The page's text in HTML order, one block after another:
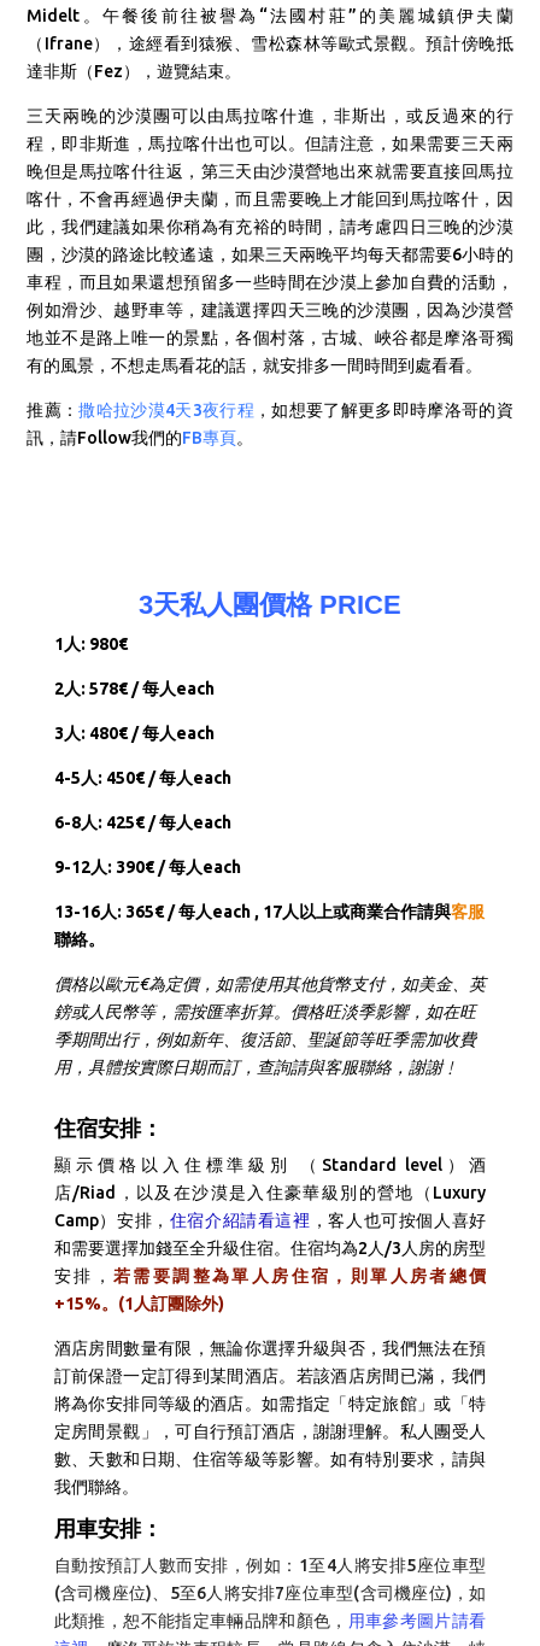
Midelt。午餐後前往被譽為“法國村莊”的美麗城鎮伊夫蘭
（Ifrane），途經看到猿猴、雪松森林等歐式景觀。預計傍晚抵
達非斯（Fez），遊覽結束。
三天兩晚的沙漠團可以由馬拉喀什進，非斯出，或反過來的行
程，即非斯進，馬拉喀什出也可以。但請注意，如果需要三天兩
晚但是馬拉喀什往返，第三天由沙漠營地出來就需要直接回馬拉
喀什，不會再經過伊夫蘭，而且需要晚上才能回到馬拉喀什，因
此，我們建議如果你稍為有充裕的時間，請考慮四日三晚的沙漠
團，沙漠的路途比較遙遠，如果三天兩晚平均每天都需要6小時的
車程，而且如果還想預留多一些時間在沙漠上參加自費的活動，
例如滑沙、越野車等，建議選擇四天三晚的沙漠團，因為沙漠營
地並不是路上唯一的景點，各個村落，古城、峽谷都是摩洛哥獨
有的風景，不想走馬看花的話，就安排多一間時間到處看看。
推薦：撒哈拉沙漠4天3夜行程 ，如想要了解更多即時摩洛哥的資
訊，請Follow我們的FB專頁。
3天私人團價格 PRICE
1人: 980€
2人: 578€ / 每人each
3人: 480€ / 每人each
4-5人: 450€ / 每人each
6-8人: 425€ / 每人each
9-12人: 390€ / 每人each
13-16人: 365€ / 每人each , 17人以上或商業合作請與客服
聯絡。
價格以歐元€為定價，如需使用其他貨幣支付，如美金、英
鎊或人民幣等，需按匯率折算。價格旺淡季影響，如在旺
季期間出行，例如新年、復活節、聖誕節等旺季需加收費
用，具體按實際日期而訂，查詢請與客服聯絡，謝謝﹗
住宿安排：
顯示價格以入住標準級別 （Standard level）酒
店/Riad，以及在沙漠是入住豪華級別的營地（Luxury
Camp）安排， 住宿介紹請看這裡 ，客人也可按個人喜好
和需要選擇加錢至全升級住宿。住宿均為2人/3人房的房型
安排， 若需要調整為單人房住宿，則單人房者總價
+15%。(1人訂團除外)
酒店房間數量有限，無論你選擇升級與否，我們無法在預
訂前保證一定訂得到某間酒店。若該酒店房間已滿，我們
將為你安排同等級的酒店。如需指定「特定旅館」或「特
定房間景觀」，可自行預訂酒店，謝謝理解。 私人團受人
數、天數和日期、住宿等級等影響。如有特別要求，請與
我們聯絡。
用車安排：
自動按預訂人數而安排，例如：1至4人將安排5座位車型
(含司機座位)、5至6人將安排7座位車型(含司機座位)，如
此類推，恕不能指定車輛品牌和顏色， 用車參考圖片請看